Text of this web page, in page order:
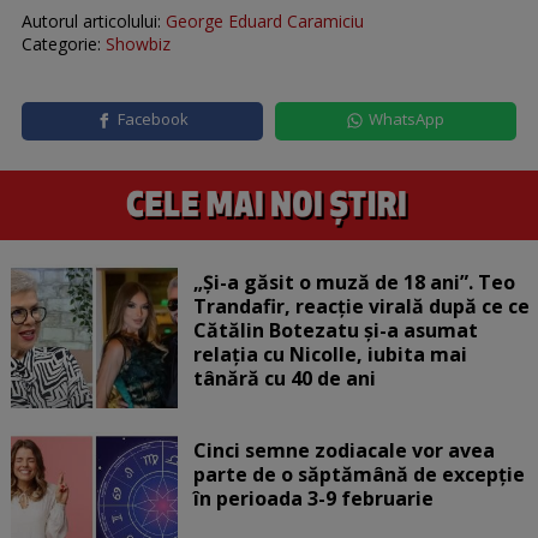
Autorul articolului: George Eduard Caramiciu
Categorie: Showbiz
Facebook WhatsApp
„Și-a găsit o muză de 18 ani”. Teo
Trandafir, reacție virală după ce ce
Cătălin Botezatu și-a asumat
relația cu Nicolle, iubita mai
tânără cu 40 de ani
Cinci semne zodiacale vor avea
parte de o săptămână de excepție
în perioada 3-9 februarie